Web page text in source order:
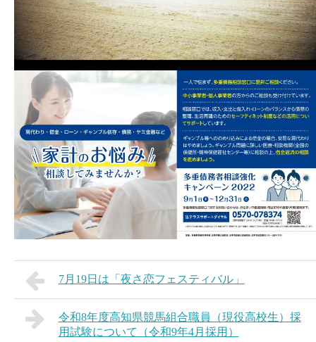
7月19日は「夜さ恋フェスティバル」
令和8年度高知県競馬組合職員（現役高校生）採
用試験について（令和9年4月採用）